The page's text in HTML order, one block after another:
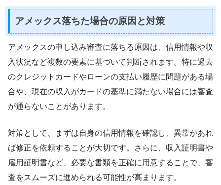
アメックス落ちた場合の原因と対策
アメックスの申し込み審査に落ちる原因は、信用情報や収
入状況など複数の要素に基づいて判断されます。特に過去
のクレジットカードやローンの支払い履歴に問題がある場
合や、現在の収入がカードの基準に満たない場合には審査
が通らないことがあります。
対策として、まずは自身の信用情報を確認し、異常があれ
ば修正を依頼することが大切です。さらに、収入証明書や
雇用証明書など、必要な書類を正確に用意することで、審
査をスムーズに進められる可能性が高まります。